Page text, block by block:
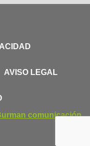
AVISO LEGAL
comunicación